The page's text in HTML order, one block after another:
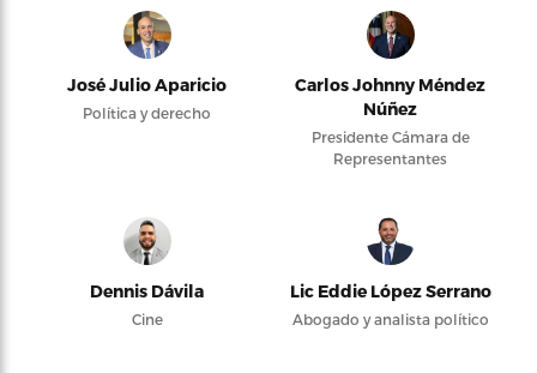
José Julio Aparicio
Política y derecho
Carlos Johnny Méndez
Núñez
Presidente Cámara de
Representantes
Dennis Dávila
Cine
Lic Eddie López Serrano
Abogado y analista político